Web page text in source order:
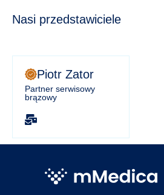
Nasi przedstawiciele
Piotr Zator
Partner serwisowy
brązowy